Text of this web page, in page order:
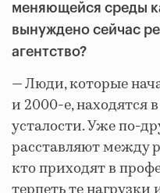
меняющейся среды
вынуждено сейчас
агентство?
— Люди, которые
и 2000-е, находятся
усталости. Уже по-
расставляют между
кто приходят в